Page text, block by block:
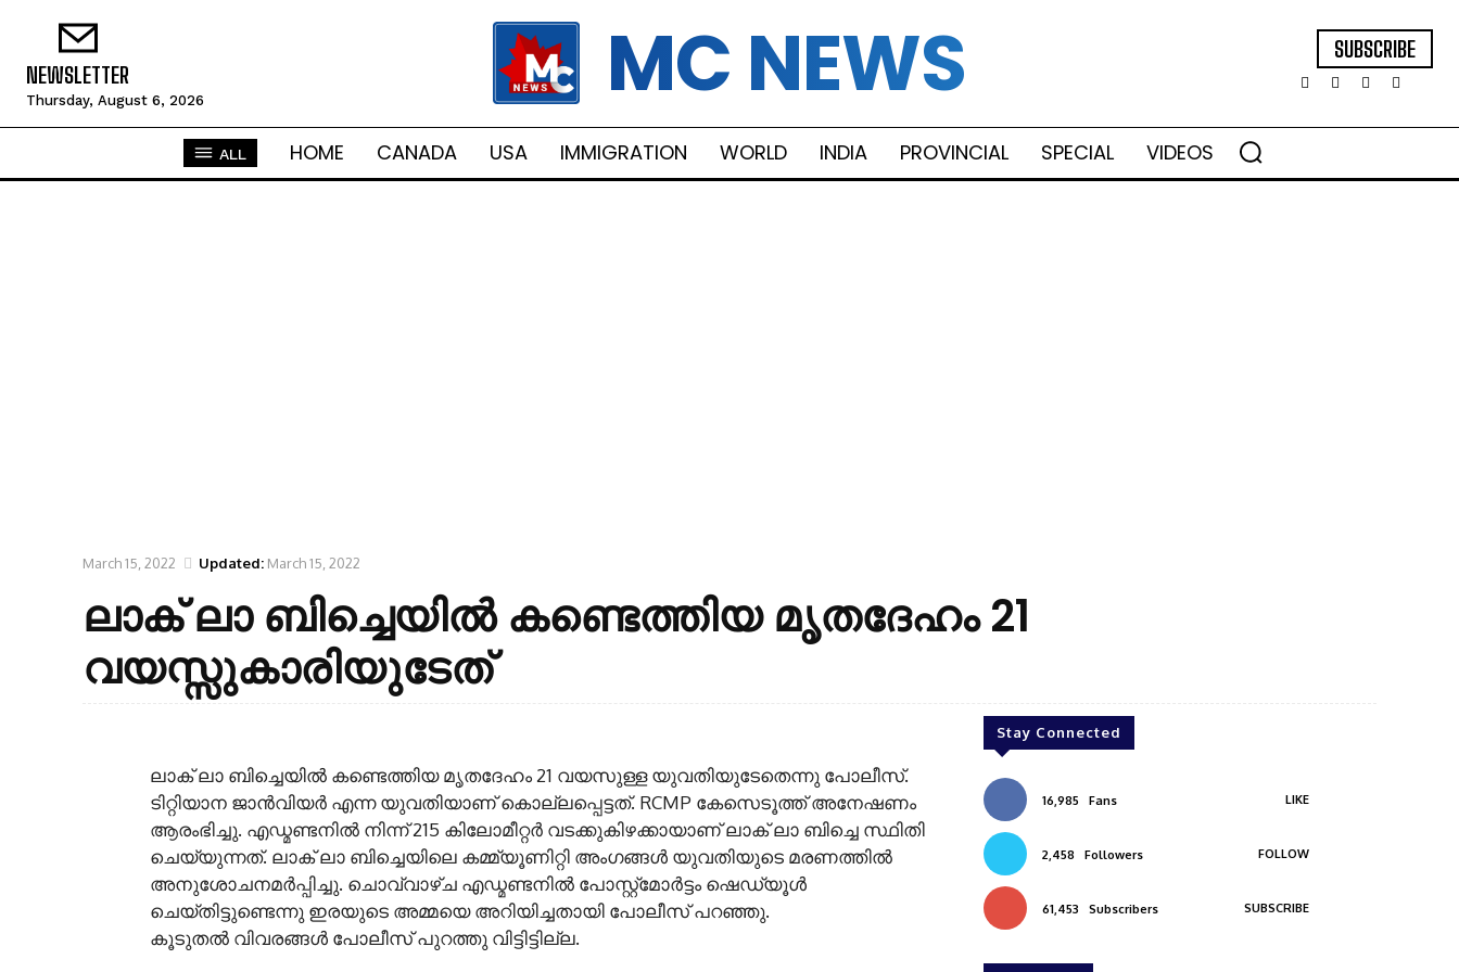
NEWSLETTER
Thursday, August 6, 2026 MC NEWS SUBSCRIBE
ALL HOME CANADA USA IMMIGRATION WORLD INDIA PROVINCIAL SPECIAL VIDEOS
March 15, 2022 Updated: March 15, 2022
ലാക് ലാ ബിച്ചെയിൽ കണ്ടെത്തിയ മൃതദേഹം 21
വയസ്സുകാരിയുടേത്
ലാക് ലാ ബിച്ചെയിൽ കണ്ടെത്തിയ മൃതദേഹം 21 വയസുള്ള യുവതിയുടേതെന്നു പോലീസ്.
ടിറ്റിയാന ജാൻവിയർ എന്ന യുവതിയാണ് കൊല്ലപ്പെട്ടത്. RCMP കേസെടൂത്ത് അനേഷണം
ആരംഭിച്ചു. എഡ്മണ്ടനിൽ നിന്ന് 215 കിലോമീറ്റർ വടക്കുകിഴക്കായാണ് ലാക് ലാ ബിച്ചെ സ്ഥിതി
ചെയ്യുന്നത്. ലാക് ലാ ബിച്ചെയിലെ കമ്മ്യൂണിറ്റി അംഗങ്ങൾ യുവതിയുടെ മരണത്തിൽ
അനുശോചനമർപ്പിച്ചു. ചൊവ്വാഴ്ച എഡ്മണ്ടനിൽ പോസ്റ്റ്‌മോർട്ടം ഷെഡ്യൂൾ
ചെയ്തിട്ടുണ്ടെന്നു ഇരയുടെ അമ്മയെ അറിയിച്ചതായി പോലീസ് പറഞ്ഞു.
കൂടുതൽ വിവരങ്ങൾ പോലീസ് പുറത്തു വിട്ടിട്ടില്ല.
Stay Connected
16,985 Fans LIKE
2,458 Followers FOLLOW
61,453 Subscribers SUBSCRIBE